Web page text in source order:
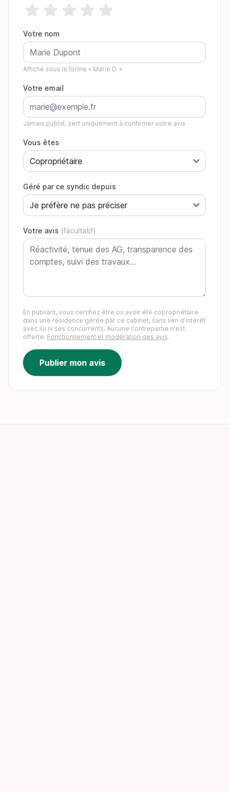
Votre nom
Affiché sous la forme « Marie D. »
Votre email
Jamais publié, sert uniquement à confirmer votre avis
Vous êtes
Géré par ce syndic depuis
Votre avis (facultatif)
En publiant, vous certifiez être ou avoir été copropriétaire
dans une résidence gérée par ce cabinet, sans lien d'intérêt
avec lui ni ses concurrents. Aucune contrepartie n'est
offerte. Fonctionnement et modération des avis.
Publier mon avis